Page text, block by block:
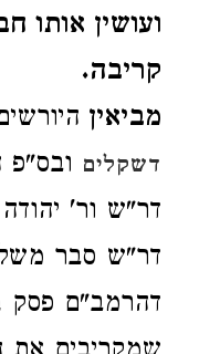
ועושין אותו
קריבה.
מביאין
דשקלים
דר"ש ור' יהודה
דר"ש סבר
דהרמב"ם פסק